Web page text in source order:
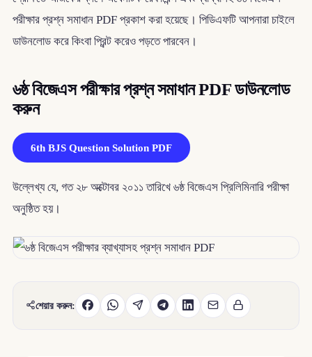
পরীক্ষার প্রশ্ন সমাধান PDF প্রকাশ করা হয়েছে। পিডিএফটি আপনারা চাইলে
ডাউনলোড করে কিংবা প্রিন্ট করেও পড়তে পারবেন।
৬ষ্ঠ বিজেএস পরীক্ষার প্রশ্ন সমাধান PDF ডাউনলোড
করুন
6th BJS Question Solution PDF
উল্লেখ্য যে, গত ২৮ অক্টোবর ২০১১ তারিখে ৬ষ্ঠ বিজেএস প্রিলিমিনারি পরীক্ষা
অনুষ্ঠিত হয়।
শেয়ার করুন: